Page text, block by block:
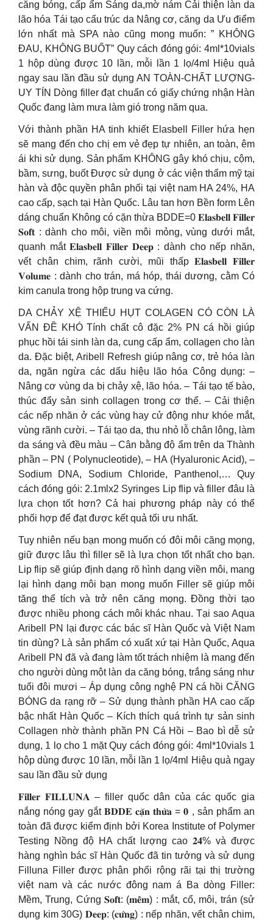
căng bóng, cấp ẩm Sáng da,mờ nám Cải thiện làn da
lão hóa Tái tạo cấu trúc da Nâng cơ, căng da Ưu điểm
lớn nhất mà SPA nào cũng mong muốn: ” KHÔNG
ĐAU, KHÔNG BUỐT” Quy cách đóng gói: 4ml*10vials
1 hộp dùng được 10 lần, mỗi lần 1 lọ/4ml Hiệu quả
ngay sau lần đầu sử dụng AN TOÀN-CHẤT LƯỢNG-
UY TÍN Dòng filler đạt chuẩn có giấy chứng nhận Hàn
Quốc đang làm mưa làm gió trong năm qua.
Với thành phần HA tinh khiết Elasbell Filler hứa hẹn
sẽ mang đến cho chị em vẻ đẹp tự nhiên, an toàn, êm
ái khi sử dụng. Sản phẩm KHÔNG gây khó chịu, cộm,
bầm, sưng, buốt Được sử dụng ở các viện thẩm mỹ tại
hàn và độc quyền phân phối tại việt nam HA 24%, HA
cao cấp, sạch tại Hàn Quốc. Lâu tan hơn Bền form Lên
dáng chuẩn Không có cặn thừa BDDE=0 𝐄𝐥𝐚𝐬𝐛𝐞𝐥𝐥 𝐅𝐢𝐥𝐥𝐞𝐫
𝐒𝐨𝐟𝐭 : dành cho môi, viền môi mỏng, vùng dưới mắt,
quanh mắt 𝐄𝐥𝐚𝐬𝐛𝐞𝐥𝐥 𝐅𝐢𝐥𝐥𝐞𝐫 𝐃𝐞𝐞𝐩 : dành cho nếp nhăn,
vết chân chim, rãnh cười, mũi thấp 𝐄𝐥𝐚𝐬𝐛𝐞𝐥𝐥 𝐅𝐢𝐥𝐥𝐞𝐫
𝐕𝐨𝐥𝐮𝐦𝐞 : dành cho trán, má hóp, thái dương, cằm Có
kim canula trong hộp trung va cứng.
DA CHẢY XỆ THIẾU HỤT COLAGEN CÓ CÒN LÀ
VẤN ĐỀ KHÓ Tính chất cô đặc 2% PN cá hồi giúp
phục hồi tái sinh làn da, cung cấp ẩm, collagen cho làn
da. Đặc biệt, Aribell Refresh giúp nâng cơ, trẻ hóa làn
da, ngăn ngừa các dấu hiệu lão hóa Công dụng: –
Nâng cơ vùng da bị chảy xệ, lão hóa. – Tái tạo tế bào,
thúc đẩy sản sinh collagen trong cơ thể. – Cải thiện
các nếp nhăn ở các vùng hay cử động như khóe mắt,
vùng rãnh cười. – Tái tạo da, thu nhỏ lỗ chân lông, làm
da sáng và đều màu – Cân bằng độ ẩm trên da Thành
phần – PN ( Polynucleotide), – HA (Hyaluronic Acid), –
Sodium DNA, Sodium Chloride, Panthenol,… Quy
cách đóng gói: 2.1mlx2 Syringes Lip flip và filler đâu là
lựa chọn tốt hơn? Cả hai phương pháp này có thể
phối hợp để đạt được kết quả tối ưu nhất.
Tuy nhiên nếu bạn mong muốn có đôi môi căng mọng,
giữ được lâu thì filler sẽ là lựa chọn tốt nhất cho bạn.
Lip flip sẽ giúp định dạng rõ hình dạng viền môi, mang
lại hình dạng môi bạn mong muốn Filler sẽ giúp môi
tăng thể tích và trở nên căng mọng. Đồng thời tạo
được nhiều phong cách môi khác nhau. Tại sao Aqua
Aribell PN lại được các bác sĩ Hàn Quốc và Việt Nam
tin dùng? Là sản phẩm có xuất xứ tại Hàn Quốc, Aqua
Aribell PN đã và đang làm tốt trách nhiệm là mang đến
cho người dùng một làn da căng bóng, trắng sáng như
tuổi đôi mươi – Áp dụng công nghệ PN cá hồi CĂNG
BÓNG da rạng rỡ – Sử dụng thành phần HA cao cấp
bậc nhất Hàn Quốc – Kích thích quá trình tự sản sinh
Collagen nhờ thành phần PN Cá Hồi – Bao bì dễ sử
dụng, 1 lọ cho 1 mặt Quy cách đóng gói: 4ml*10vials 1
hộp dùng được 10 lần, mỗi lần 1 lọ/4ml Hiệu quả ngay
sau lần đầu sử dụng
𝐅𝐢𝐥𝐥𝐞𝐫 𝐅𝐈𝐋𝐋𝐔𝐍𝐀 – filler quốc dân của các quốc gia
nắng nóng gay gắt 𝐁𝐃𝐃𝐄 𝐜𝐚̣̆𝐧 𝐭𝐡𝐮̛̀𝐚 = 𝟎 , sản phẩm an
toàn đã được kiểm định bởi Korea Institute of Polymer
Testing Nồng độ HA chất lượng cao 𝟐𝟒% và được
hàng nghìn bác sĩ Hàn Quốc đã tin tưởng và sử dụng
Filluna Filler được phân phối rộng rãi tại thị trường
việt nam và các nước đông nam á Ba dòng Filler:
Mềm, Trung, Cứng 𝐒𝐨𝐟𝐭: (𝐦𝐞̂̀𝐦) : mắt, cổ, môi, trán (sử
dụng kim 30G) 𝐃𝐞𝐞𝐩: (𝐜𝐮̛́𝐧𝐠) : nếp nhăn, vết chân chim,